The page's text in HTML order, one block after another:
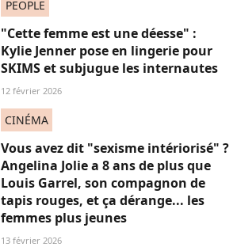
PEOPLE
"Cette femme est une déesse" :
Kylie Jenner pose en lingerie pour
SKIMS et subjugue les internautes
12 février 2026
CINÉMA
Vous avez dit "sexisme intériorisé" ?
Angelina Jolie a 8 ans de plus que
Louis Garrel, son compagnon de
tapis rouges, et ça dérange... les
femmes plus jeunes
13 février 2026